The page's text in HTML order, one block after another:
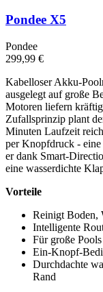
Pondee X5
Pondee
299,99 €
Kabelloser Akku-
ausgelegt auf große
Motoren liefern
Zufallsprinzip plant
Minuten Laufzeit
per Knopfdruck -
er dank Smart-
eine wasserdichte
Vorteile
Reinigt Boden,
Intelligente
Für große
Ein-Knopf-
Durchdachte
Rand